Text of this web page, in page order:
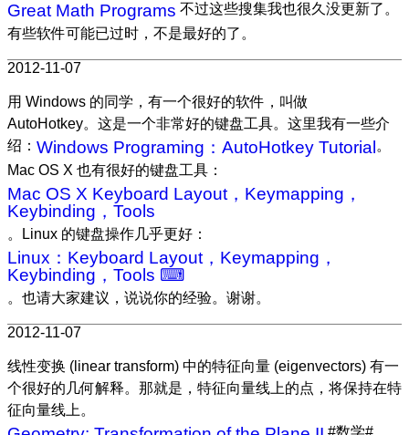
Great Math Programs 不过这些搜集我也很久没更新了。
有些软件可能已过时，不是最好的了。
2012-11-07
用 Windows 的同学，有一个很好的软件，叫做
AutoHotkey。这是一个非常好的键盘工具。这里我有一些介
绍： Windows Programing：AutoHotkey Tutorial 。
Mac OS X 也有很好的键盘工具：
Mac OS X Keyboard Layout，Keymapping，
Keybinding，Tools
。Linux 的键盘操作几乎更好：
Linux：Keyboard Layout，Keymapping，
Keybinding，Tools ⌨
。也请大家建议，说说你的经验。谢谢。
2012-11-07
线性变换 (linear transform) 中的特征向量 (eigenvectors) 有一
个很好的几何解释。那就是，特征向量线上的点，将保持在特
征向量线上。
#数学#